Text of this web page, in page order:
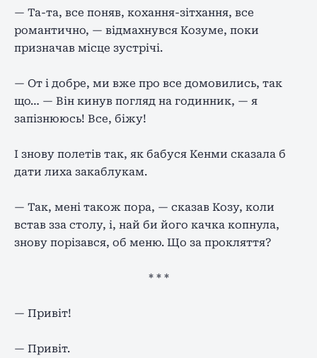
— Та-та, все поняв, кохання-зітхання, все
романтично, — відмахнувся Козуме, поки
призначав місце зустрічі.
— От і добре, ми вже про все домовились, так
що… — Він кинув погляд на годинник, — я
запізнююсь! Все, біжу!
І знову полетів так, як бабуся Кенми сказала б
дати лиха закаблукам.
— Так, мені також пора, — сказав Козу, коли
встав зза столу, і, най би його качка копнула,
знову порізався, об меню. Що за прокляття?
* * *
— Привіт!
— Привіт.